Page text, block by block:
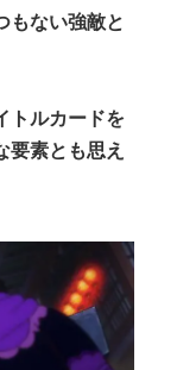
もない強敵と
トルカードを
要素とも思え